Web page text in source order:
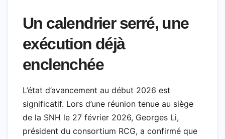
Un calendrier serré, une
exécution déjà
enclenchée
L’état d’avancement au début 2026 est
significatif. Lors d’une réunion tenue au siège
de la SNH le 27 février 2026, Georges Li,
président du consortium RCG, a confirmé que